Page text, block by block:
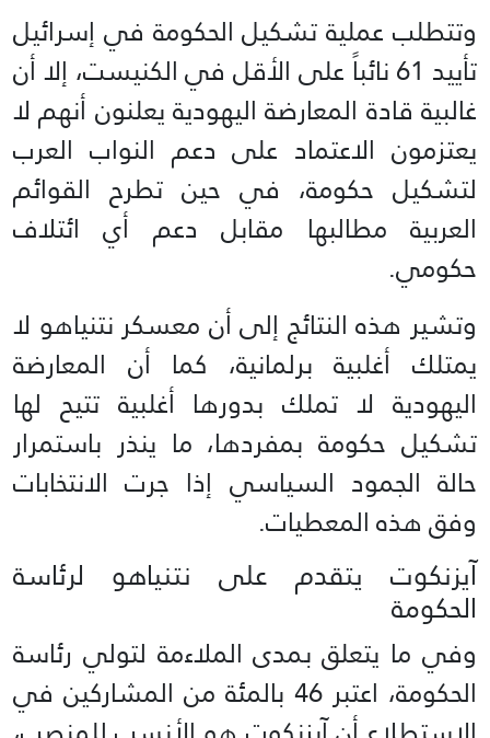
وتتطلب عملية تشكيل الحكومة في إسرائيل
تأييد 61 نائباً على الأقل في الكنيست، إلا أن
غالبية قادة المعارضة اليهودية يعلنون أنهم لا
يعتزمون الاعتماد على دعم النواب العرب
لتشكيل حكومة، في حين تطرح القوائم
العربية مطالبها مقابل دعم أي ائتلاف
حكومي.
وتشير هذه النتائج إلى أن معسكر نتنياهو لا
يمتلك أغلبية برلمانية، كما أن المعارضة
اليهودية لا تملك بدورها أغلبية تتيح لها
تشكيل حكومة بمفردها، ما ينذر باستمرار
حالة الجمود السياسي إذا جرت الانتخابات
وفق هذه المعطيات.
آيزنكوت يتقدم على نتنياهو لرئاسة
الحكومة
وفي ما يتعلق بمدى الملاءمة لتولي رئاسة
الحكومة، اعتبر 46 بالمئة من المشاركين في